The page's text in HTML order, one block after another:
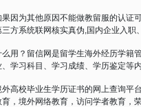
因为其他原因不能做教留服的认证
方系统联网核实真伪,国内企业入职
用？留信网是留学生海外经历学籍
学习科目、学习成绩、学历鉴定等
高校毕业生学历证书的网上查询平
，境外网络教育，访问学者教育，